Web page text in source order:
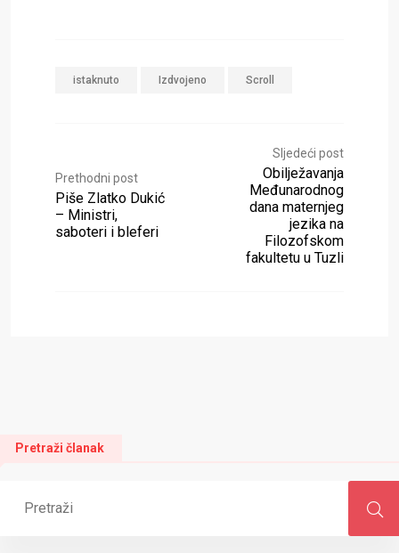
istaknuto Izdvojeno Scroll
Prethodni post
Piše Zlatko Dukić
– Ministri,
saboteri i bleferi
Sljedeći post
Obilježavanja
Međunarodnog
dana maternjeg
jezika na
Filozofskom
fakultetu u Tuzli
Pretraži članak